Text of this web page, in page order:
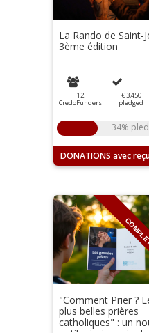
La Rando de Saint-
3ème édition
12
CredoFunders
€ 3,450
pledged
34%
DONATIONS
"Comment Prier ?
plus belles prières
catholiques" : un